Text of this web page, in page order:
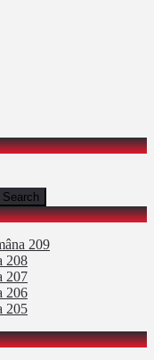
209
208
207
206
205